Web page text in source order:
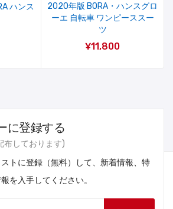
ハンス
2020年版 BORA・ハンスグロ
ーエ 自転車 ワンピーススー
ツ
¥11,800
に登録する
布しております)
トに登録（無料）して、新着情報、特
を入手してください。